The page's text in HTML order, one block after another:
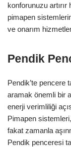
konforunuzu
pimapen
ve onarım
Pendik
Pendik’te pencere
aramak önemli bir
enerji verimliliği
Pimapen
fakat zamanla
Pendik penceresi